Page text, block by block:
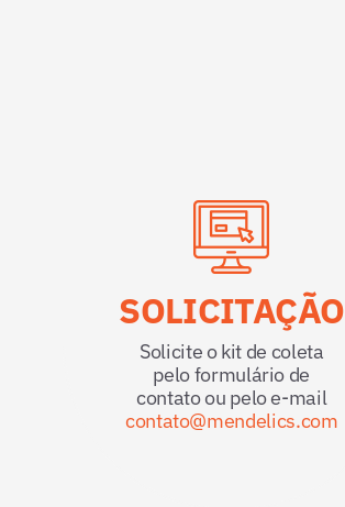
SOLICITAÇÃO
Solicite o kit de coleta
pelo formulário de
contato ou pelo e-mail
contato@mendelics.com